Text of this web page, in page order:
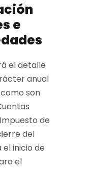
e
el detalle
anual
son
de
del
inicio de
el